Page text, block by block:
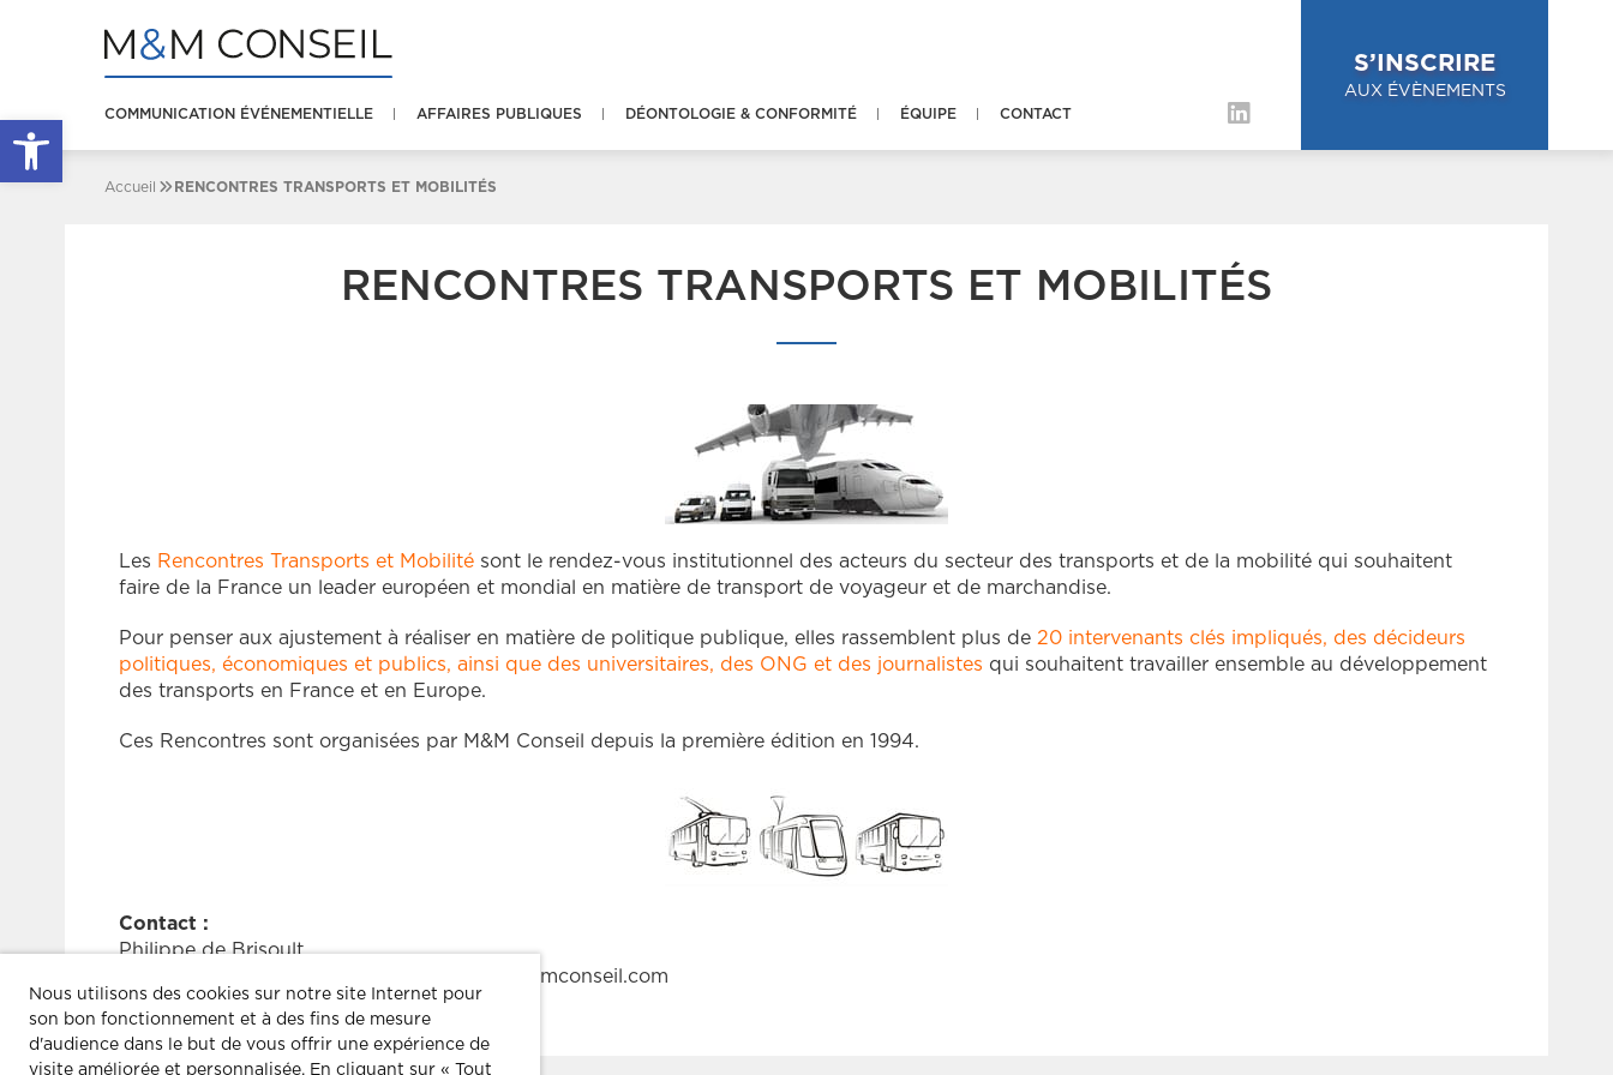
Ouvrir la barre d’outils
COMMUNICATION ÉVÉNEMENTIELLE AFFAIRES PUBLIQUES DÉONTOLOGIE & CONFORMITÉ ÉQUIPE CONTACT
S’INSCRIRE
AUX ÉVÈNEMENTS
Accueil RENCONTRES TRANSPORTS ET MOBILITÉS
RENCONTRES TRANSPORTS ET MOBILITÉS
Les Rencontres Transports et Mobilité sont le rendez-vous institutionnel des acteurs du secteur des transports et de la mobilité qui souhaitent
faire de la France un leader européen et mondial en matière de transport de voyageur et de marchandise.
Pour penser aux ajustement à réaliser en matière de politique publique, elles rassemblent plus de 20 intervenants clés impliqués, des décideurs
politiques, économiques et publics, ainsi que des universitaires, des ONG et des journalistes qui souhaitent travailler ensemble au développement
des transports en France et en Europe.
Ces Rencontres sont organisées par M&M Conseil depuis la première édition en 1994.
Contact :
Philippe de Brisoult
Tel. : 01 44 18 64 66 / Email : pdebrisoult@mmconseil.com
Nous utilisons des cookies sur notre site Internet pour
son bon fonctionnement et à des fins de mesure
d'audience dans le but de vous offrir une expérience de
visite améliorée et personnalisée. En cliquant sur « Tout